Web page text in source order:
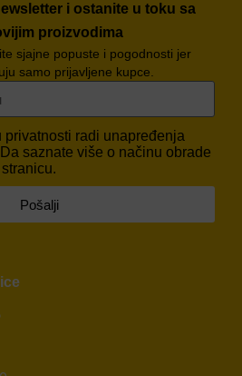
i ostanite u toku sa
proizvodima
sjajne popuste i pogodnosti jer
samo prijavljene kupce.
privatnosti radi unapređenja
saznate više o načinu obrade
Pošalji